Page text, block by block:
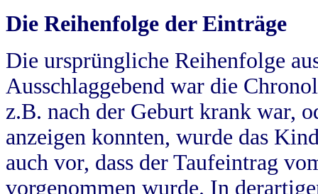
Die Reihenfolge der Einträge
Die ursprüngliche Reihenfolge
Ausschlaggebend war die
z.B. nach der Geburt krank war,
anzeigen konnten, wurde das
auch vor, dass der Taufeintrag
vorgenommen wurde. In